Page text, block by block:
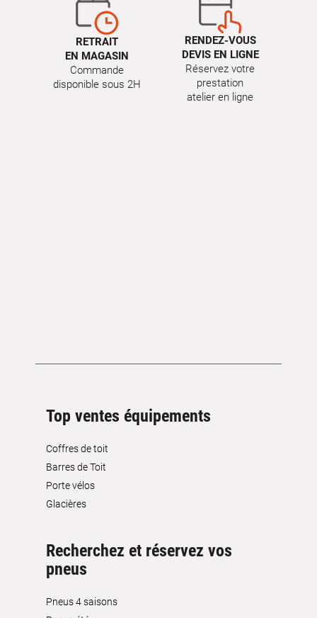
RETRAIT
EN MAGASIN
Commande
disponible sous 2H
RENDEZ-VOUS
DEVIS EN LIGNE
Réservez votre
prestation
atelier en ligne
Top ventes équipements
Coffres de toit
Barres de Toit
Porte vélos
Glacières
Recherchez et réservez vos
pneus
Pneus 4 saisons